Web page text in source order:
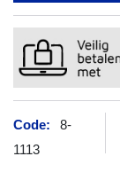
Code:
8-
1113